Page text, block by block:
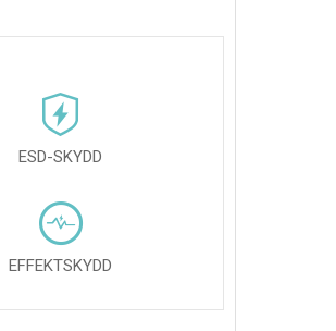
ESD-SKYDD
EFFEKTSKYDD